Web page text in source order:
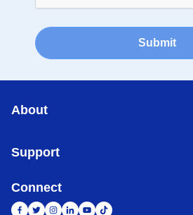
Submit
About
Support
Connect